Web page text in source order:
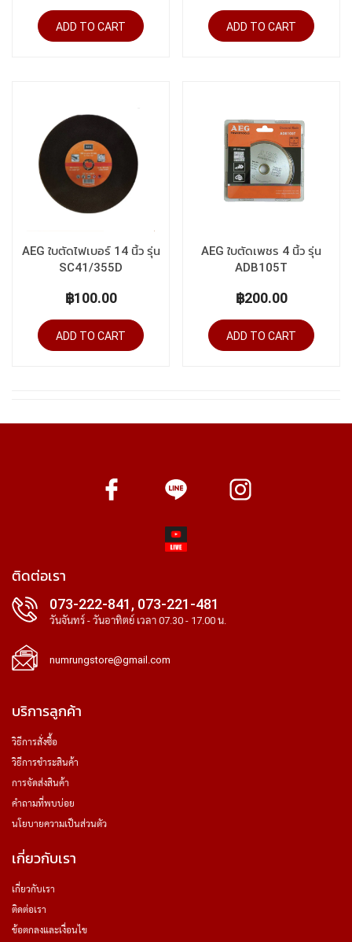
ADD TO CART ADD TO CART
AEG ใบตัดไฟเบอร์ 14 นิ้ว รุ่น
SC41/355D
฿100.00
ADD TO CART
AEG ใบตัดเพชร 4 นิ้ว รุ่น
ADB105T
฿200.00
ADD TO CART
ติดต่อเรา
073-222-841, 073-221-481
วันจันทร์ - วันอาทิตย์ เวลา 07.30 - 17.00 น.
numrungstore@gmail.com
บริการลูกค้า
วิธีการสั่งซื้อ
วิธีการชำระสินค้า
การจัดส่งสินค้า
คำถามที่พบบ่อย
นโยบายความเป็นส่วนตัว
เกี่ยวกับเรา
เกี่ยวกับเรา
ติดต่อเรา
ข้อตกลงและเงื่อนไข